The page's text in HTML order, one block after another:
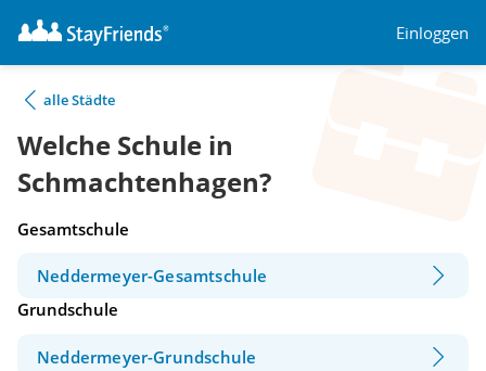
Einloggen
alle Städte
Welche Schule in
Schmachtenhagen?
Gesamtschule
Neddermeyer-Gesamtschule
Grundschule
Neddermeyer-Grundschule